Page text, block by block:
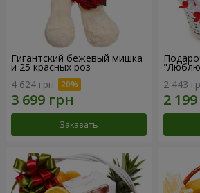
Гигантский бежевый мишка
и 25 красных роз
4 624 грн
Заказать
2 443